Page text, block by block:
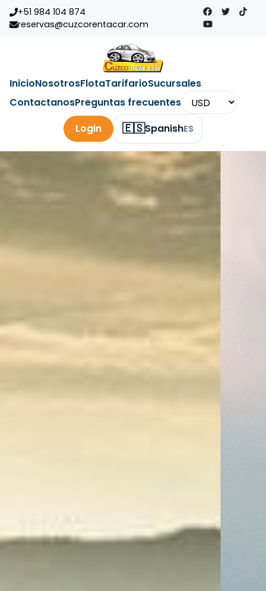
+51 984 104 874
reservas@cuzcorentacar.com
InicioNosotrosFlotaTarifarioSucursales
ContactanosPreguntas frecuentes
🇪🇸SpanishES
Login